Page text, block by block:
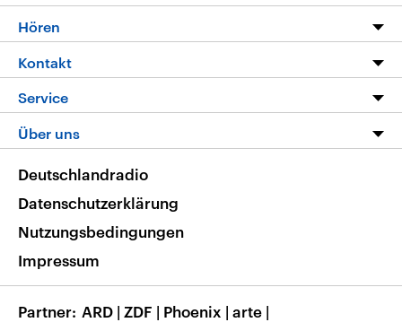
Die Nachrichten
Nachrichtenleicht
Neue Beiträge auf dlf.de
Hören
Livestream
Podcasts
Deutschlandfunk App
Nachrichten App
Frequenzen
Kontakt
Hörerservice
Service
FAQ
Veranstaltungen
Musikliste
RSS
Über uns
Barrierefreiheit
Deutschlandradio
Datenschutzerklärung
Nutzungsbedingungen
Impressum
Partner ARD | ZDF | Phoenix | arte |